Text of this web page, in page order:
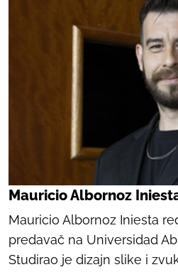
Mauricio Albornoz
Mauricio Albornoz Iniesta
predavač na Universidad
Studirao je dizajn slike i